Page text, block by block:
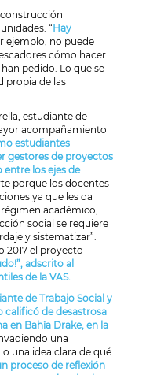
“Hay
ejemplo, no puede
cómo hacer
pedido. Lo que se
propia de las
estudiante de
acompañamiento
estudiantes
gestores de proyectos
los ejes de
porque los docentes
ya que les da
académico,
social se requiere
y sistematizar”.
2017 el proyecto
adscrito al
de la VAS.
de Trabajo Social y
calificó de desastrosa
en Bahía Drake, en la
una
una idea clara de qué
proceso de reflexión